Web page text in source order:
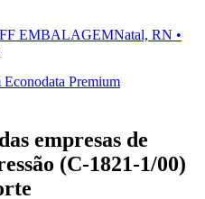
EMBALAGEMNatal, RN •
Premium
empresas de
(C-1821-1/00)